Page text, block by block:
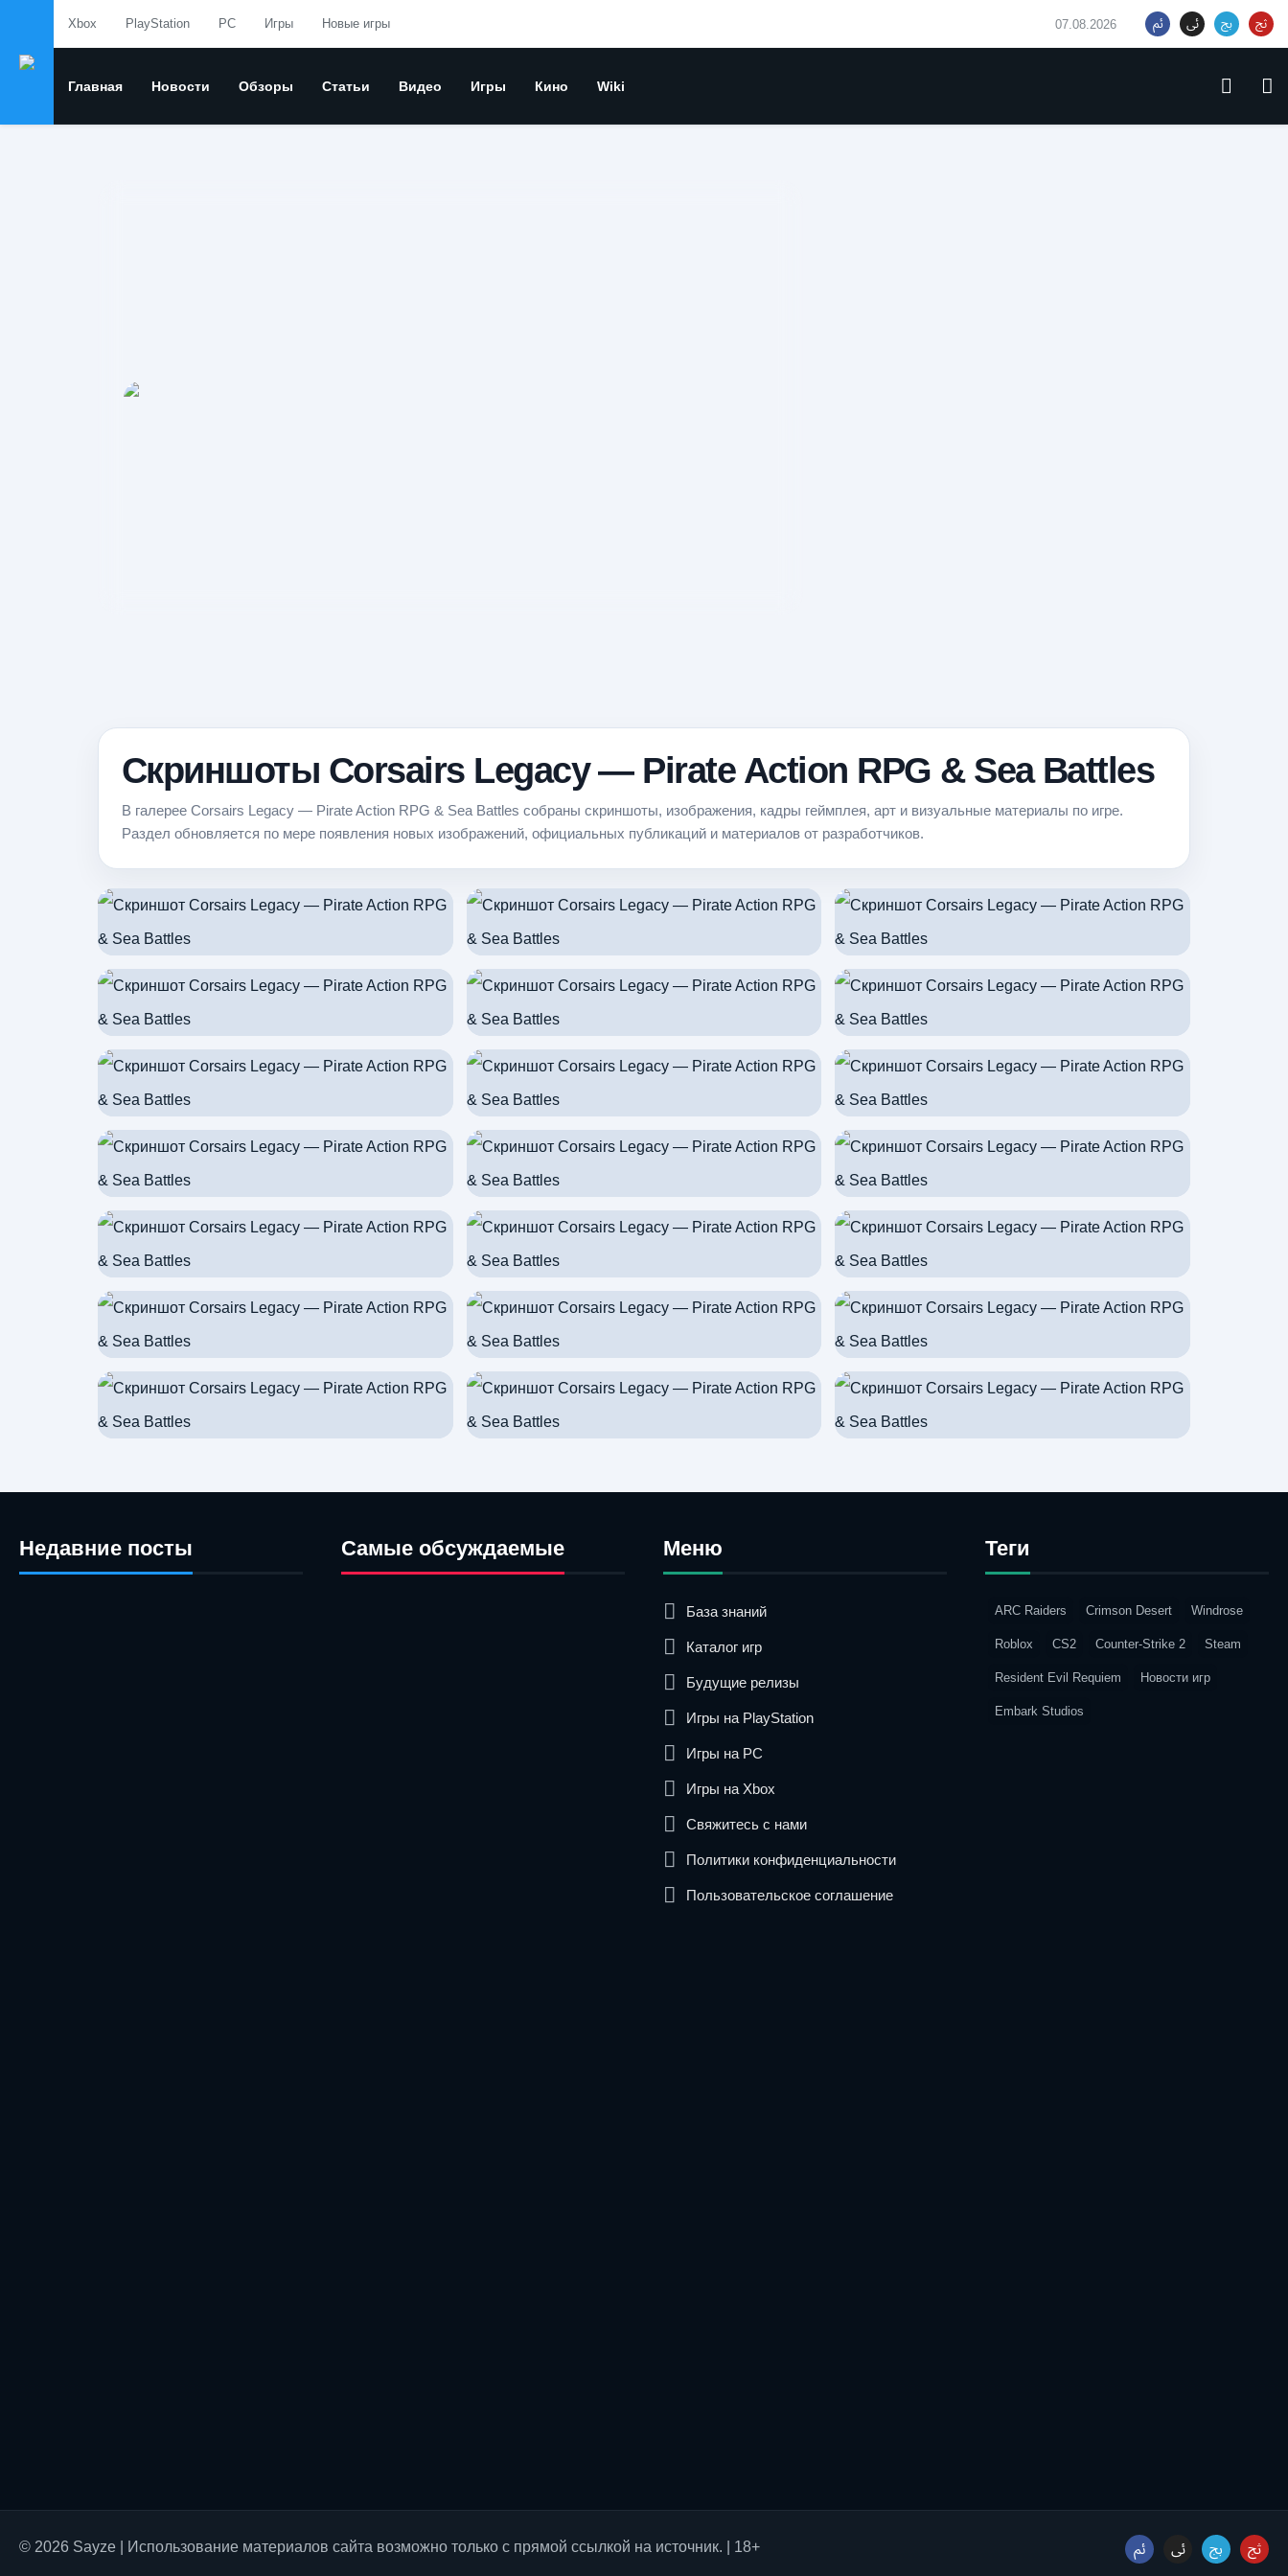
07.08.2026
Xbox PlayStation PC Игры Новые игры
Главная Новости Обзоры Статьи Видео Игры Кино Wiki
Скриншоты Corsairs Legacy — Pirate Action RPG & Sea Battles
В галерее Corsairs Legacy — Pirate Action RPG & Sea Battles собраны скриншоты, изображения, кадры геймплея, арт и визуальные материалы по игре.
Раздел обновляется по мере появления новых изображений, официальных публикаций и материалов от разработчиков.
Недавние посты Самые обсуждаемые Меню
База знаний
Каталог игр
Будущие релизы
Игры на PlayStation
Игры на PC
Игры на Xbox
Свяжитесь с нами
Политики конфиденциальности
Пользовательское соглашение
Теги
ARC Raiders Crimson Desert Windrose
Roblox CS2 Counter-Strike 2 Steam
Resident Evil Requiem Новости игр
Embark Studios
© 2026 Sayze | Использование материалов сайта возможно только с прямой ссылкой на источник. | 18+